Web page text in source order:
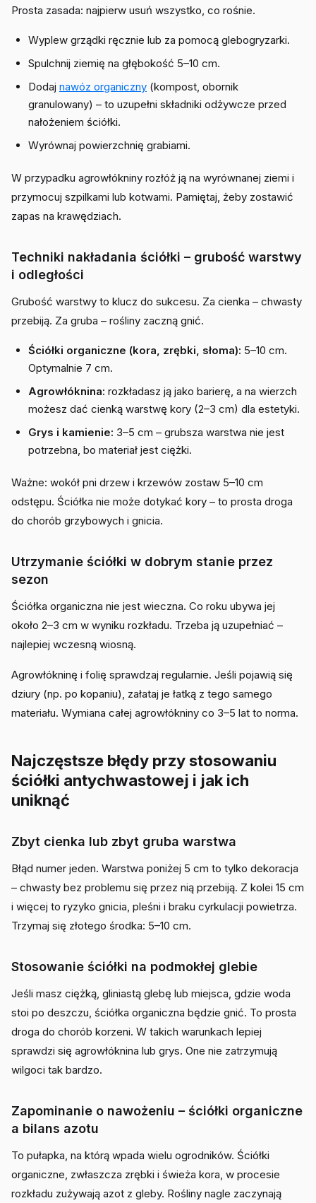
Prosta zasada: najpierw usuń wszystko, co rośnie.
Wyplew grządki ręcznie lub za pomocą glebogryzarki.
Spulchnij ziemię na głębokość 5–10 cm.
Dodaj nawóz organiczny (kompost, obornik
granulowany) – to uzupełni składniki odżywcze przed
nałożeniem ściółki.
Wyrównaj powierzchnię grabiami.
W przypadku agrowłókniny rozłóż ją na wyrównanej ziemi i
przymocuj szpilkami lub kotwami. Pamiętaj, żeby zostawić
zapas na krawędziach.
Techniki nakładania ściółki – grubość warstwy
i odległości
Grubość warstwy to klucz do sukcesu. Za cienka – chwasty
przebiją. Za gruba – rośliny zaczną gnić.
Ściółki organiczne (kora, zrębki, słoma): 5–10 cm.
Optymalnie 7 cm.
Agrowłóknina: rozkładasz ją jako barierę, a na wierzch
możesz dać cienką warstwę kory (2–3 cm) dla estetyki.
Grys i kamienie: 3–5 cm – grubsza warstwa nie jest
potrzebna, bo materiał jest ciężki.
Ważne: wokół pni drzew i krzewów zostaw 5–10 cm
odstępu. Ściółka nie może dotykać kory – to prosta droga
do chorób grzybowych i gnicia.
Utrzymanie ściółki w dobrym stanie przez
sezon
Ściółka organiczna nie jest wieczna. Co roku ubywa jej
około 2–3 cm w wyniku rozkładu. Trzeba ją uzupełniać –
najlepiej wczesną wiosną.
Agrowłókninę i folię sprawdzaj regularnie. Jeśli pojawią się
dziury (np. po kopaniu), załataj je łatką z tego samego
materiału. Wymiana całej agrowłókniny co 3–5 lat to norma.
Najczęstsze błędy przy stosowaniu
ściółki antychwastowej i jak ich
uniknąć
Zbyt cienka lub zbyt gruba warstwa
Błąd numer jeden. Warstwa poniżej 5 cm to tylko dekoracja
– chwasty bez problemu się przez nią przebiją. Z kolei 15 cm
i więcej to ryzyko gnicia, pleśni i braku cyrkulacji powietrza.
Trzymaj się złotego środka: 5–10 cm.
Stosowanie ściółki na podmokłej glebie
Jeśli masz ciężką, gliniastą glebę lub miejsca, gdzie woda
stoi po deszczu, ściółka organiczna będzie gnić. To prosta
droga do chorób korzeni. W takich warunkach lepiej
sprawdzi się agrowłóknina lub grys. One nie zatrzymują
wilgoci tak bardzo.
Zapominanie o nawożeniu – ściółki organiczne
a bilans azotu
To pułapka, na którą wpada wielu ogrodników. Ściółki
organiczne, zwłaszcza zrębki i świeża kora, w procesie
rozkładu zużywają azot z gleby. Rośliny nagle zaczynają